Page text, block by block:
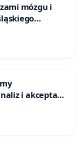
mózgu i
i akceptacji